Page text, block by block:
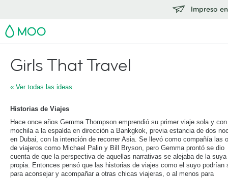
Impreso
MOO
Girls That Travel
« Ver todas las ideas
Historias de Viajes
Hace once años Gemma Thompson emprendió su primer viaje sola y
mochila a la espalda en dirección a Bankgkok, previa estancia de dos
en Dubai, con la intención de recorrer Asia. Se llevó como compañía las
de viajeros como Michael Palin y Bill Bryson, pero Gemma prontó se dio
cuenta de que la perspectiva de aquellas narrativas se alejaba de la suya
propia. Entonces pensó que las historias de viajes como el suyo podrían
para aconsejar y acompañar a otras chicas viajeras, o al menos para